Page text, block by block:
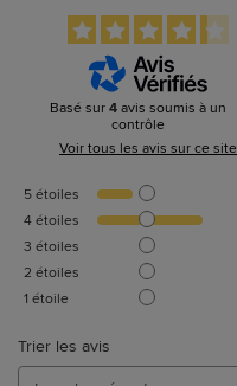
Basé sur4 avis soumis à un
contrôle
Voir tous les avis sur ce site
5étoiles
4étoiles
3 étoiles
2 étoiles
1 étoile
Trier les avis